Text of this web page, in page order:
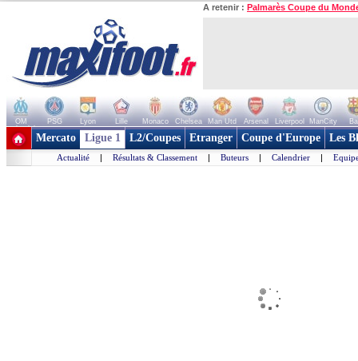
A retenir : Palmarès Coupe du
OM PSG Lyon Lille Monaco Chelsea Man Utd Arsenal Liverpool ManCity
+ de clubs
Mercato Ligue 1 L2/Coupes Etranger Coupe d'Europe Les
Actualité | Résultats & Classement | Buteurs | Calendrier |